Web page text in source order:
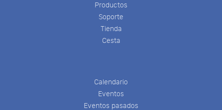
Productos
Soporte
Tienda
Cesta
Calendario
Eventos
Eventos pasados